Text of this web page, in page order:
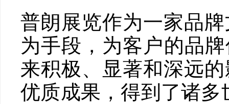
普朗展览作为一家品
为手段，为客户的品
来积极、显著和深远
优质成果，得到了诸